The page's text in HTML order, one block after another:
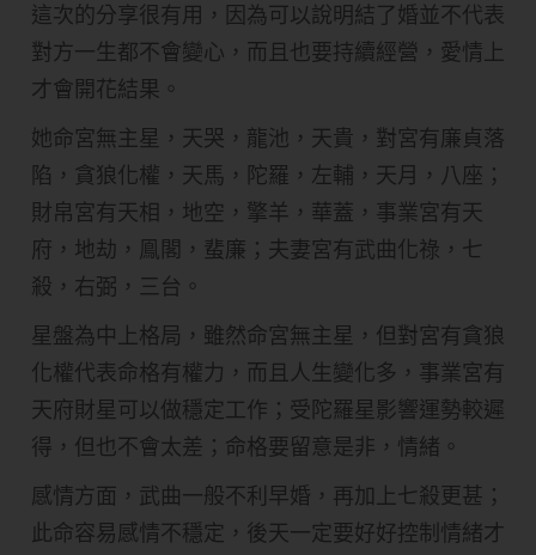
這次的分享很有用，因為可以說明結了婚並不代表
對方一生都不會變心，而且也要持續經營，愛情上
才會開花結果。
她命宮無主星，天哭，龍池，天貴，對宮有廉貞落
陷，貪狼化權，天馬，陀羅，左輔，天月，八座；
財帛宮有天相，地空，擎羊，華蓋，事業宮有天
府，地劫，鳯閣，蜚廉；夫妻宮有武曲化祿，七
殺，右弼，三台。
星盤為中上格局，雖然命宮無主星，但對宮有貪狼
化權代表命格有權力，而且人生變化多，事業宮有
天府財星可以做穩定工作；受陀羅星影響運勢較遲
得，但也不會太差；命格要留意是非，情緒。
感情方面，武曲一般不利早婚，再加上七殺更甚；
此命容易感情不穩定，後天一定要好好控制情緒才